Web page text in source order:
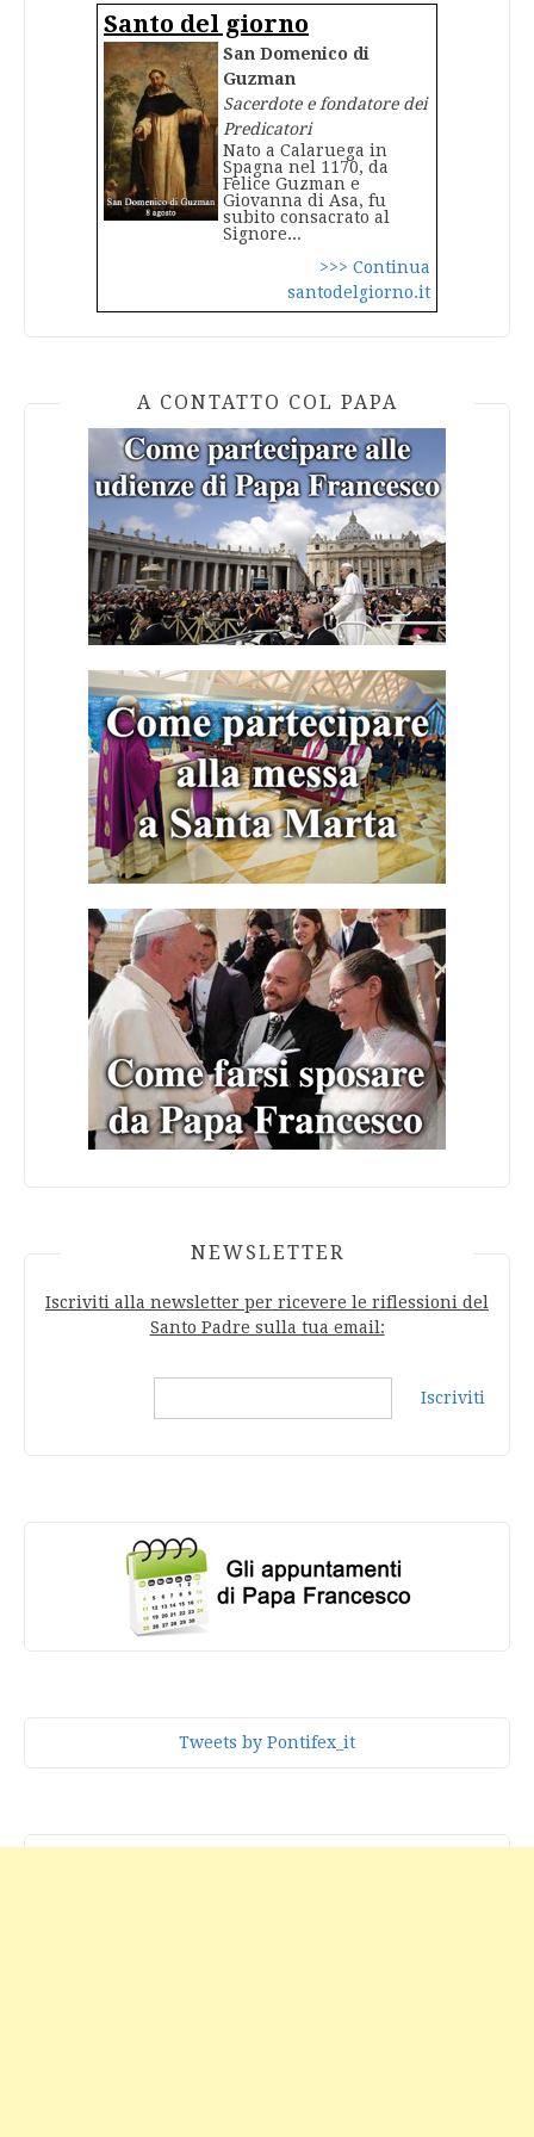
Santo del giorno
San Domenico di
Guzman
Sacerdote e fondatore dei
Predicatori
Nato a Calaruega in
Spagna nel 1170, da
Felice Guzman e
Giovanna di Asa, fu
subito consacrato al
Signore...
>>> Continua
santodelgiorno.it
A CONTATTO COL PAPA
NEWSLETTER
Iscriviti alla newsletter per ricevere le riflessioni del
Santo Padre sulla tua email:
Iscriviti
Tweets by Pontifex_it